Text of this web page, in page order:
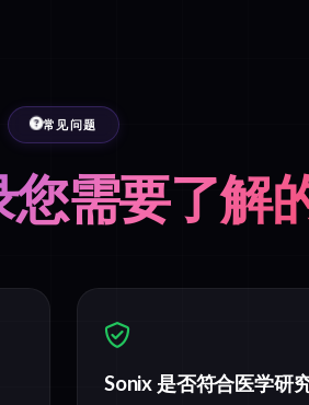
常见问题
需要了解
Sonix 是否符合医学研